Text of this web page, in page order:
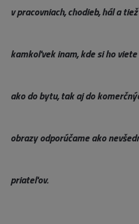
v pracovniach, chodieb, hál a
kamkoľvek inam, kde si ho
ako do bytu, tak aj do
obrazy odporúčame ako
priateľov.